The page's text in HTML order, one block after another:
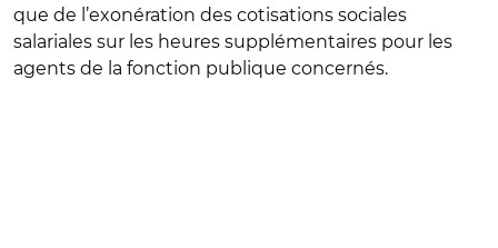
que de l’exonération des cotisations sociales
salariales sur les heures supplémentaires pour les
agents de la fonction publique concernés.